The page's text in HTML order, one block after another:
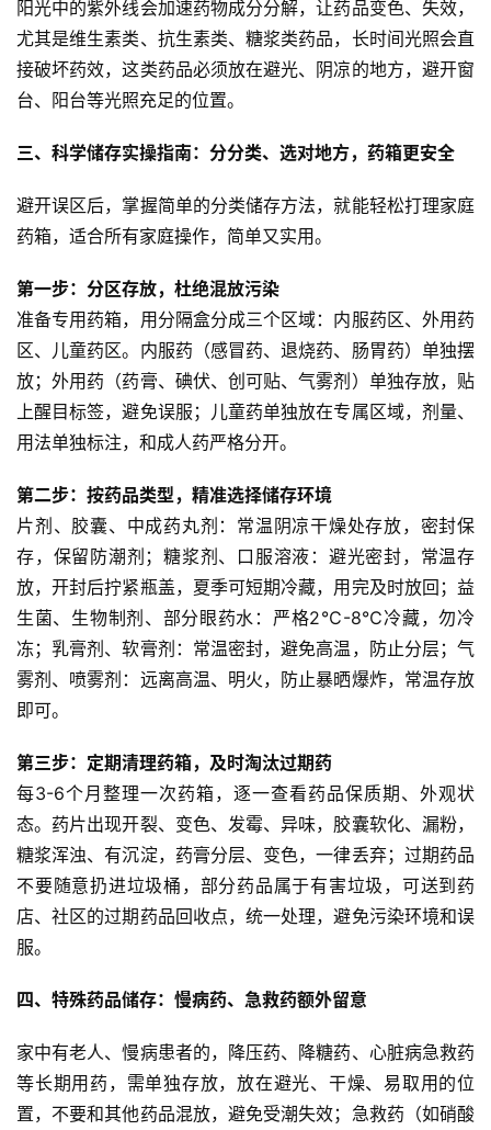
名
馆
豫
名
豫
百
姓
健
康
生
活
联
系
我
们
阳光中的紫外线会加速药物成分分解，让药品变色、失效，
尤其是维生素类、抗生素类、糖浆类药品，长时间光照会直
接破坏药效，这类药品必须放在避光、阴凉的地方，避开窗
台、阳台等光照充足的位置。
三、科学储存实操指南：分分类、选对地方，药箱更安全
避开误区后，掌握简单的分类储存方法，就能轻松打理家庭
药箱，适合所有家庭操作，简单又实用。
第一步：分区存放，杜绝混放污染
准备专用药箱，用分隔盒分成三个区域：内服药区、外用药
区、儿童药区。内服药（感冒药、退烧药、肠胃药）单独摆
放；外用药（药膏、碘伏、创可贴、气雾剂）单独存放，贴
上醒目标签，避免误服；儿童药单独放在专属区域，剂量、
用法单独标注，和成人药严格分开。
第二步：按药品类型，精准选择储存环境
片剂、胶囊、中成药丸剂：常温阴凉干燥处存放，密封保
存，保留防潮剂；糖浆剂、口服溶液：避光密封，常温存
放，开封后拧紧瓶盖，夏季可短期冷藏，用完及时放回；益
生菌、生物制剂、部分眼药水：严格2℃-8℃冷藏，勿冷
冻；乳膏剂、软膏剂：常温密封，避免高温，防止分层；气
雾剂、喷雾剂：远离高温、明火，防止暴晒爆炸，常温存放
即可。
第三步：定期清理药箱，及时淘汰过期药
每3-6个月整理一次药箱，逐一查看药品保质期、外观状
态。药片出现开裂、变色、发霉、异味，胶囊软化、漏粉，
糖浆浑浊、有沉淀，药膏分层、变色，一律丢弃；过期药品
不要随意扔进垃圾桶，部分药品属于有害垃圾，可送到药
店、社区的过期药品回收点，统一处理，避免污染环境和误
服。
四、特殊药品储存：慢病药、急救药额外留意
家中有老人、慢病患者的，降压药、降糖药、心脏病急救药
等长期用药，需单独存放，放在避光、干燥、易取用的位
置，不要和其他药品混放，避免受潮失效；急救药（如硝酸